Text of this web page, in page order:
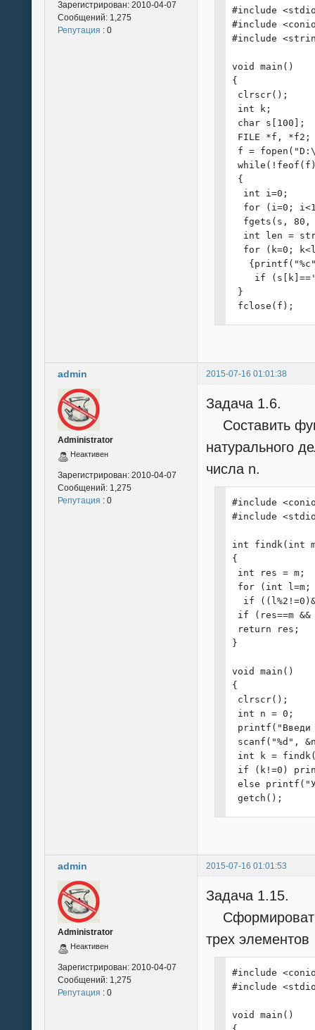
}
{
SFilm *temp
for (int i=0;
for (int
  {
temp =
if (Film-
   {
Film->Next
Film-
Film =
   }
  }
PrintFilms();
Зарегистрирован: 2010-04-07
Сообщений: 1,275
Репутация : 0
#include
#include
#include
void main()
{
clrscr();
int k;
char s[100];
FILE *f, *f2;
f =
{
  int i=0;
for (i=0;
fgets(s, 80,
int len =
for (k=0;
if
}
fclose(f);
admin 2015-07-16 01:01:38
Administrator
Неактивен
Зарегистрирован: 2010-04-07
Сообщений: 1,275
Репутация : 0
Задача 1.6.
Составить
натурального
числа n.
#include
#include
int findk(int
{
int res = m;
for (int
if
if (res==m &&
return res;
}
void main()
{
clrscr();
int n = 0;
scanf("%d",
int k =
if (k!=0)
else printf("У
getch();
admin 2015-07-16 01:01:53
Administrator
Неактивен
Зарегистрирован: 2010-04-07
Сообщений: 1,275
Репутация : 0
Задача 1.15.
трех
#include
#include
void main()